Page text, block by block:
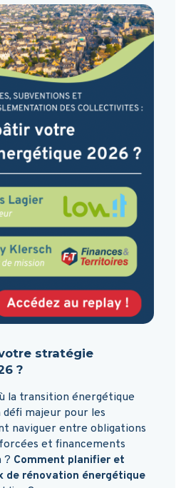
stratégie
?
la transition énergétique
défi majeur pour les
naviguer entre obligations
et financements
? Comment planifier et
de rénovation énergétique